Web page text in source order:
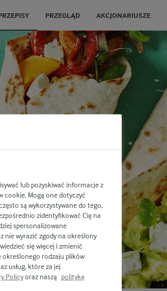
PRZEGLĄD AKCJONARIUSZE
lub pozyskiwać informacje z
cookie. Mogą one dotyczyć
są wykorzystywane do tego,
zidentyfikować Cię na
spersonalizowane
nie wyrazić zgody na określony
się więcej i zmienić
określonego rodzaju plików
usług, które za jej
Policyoraz naszą
politykę